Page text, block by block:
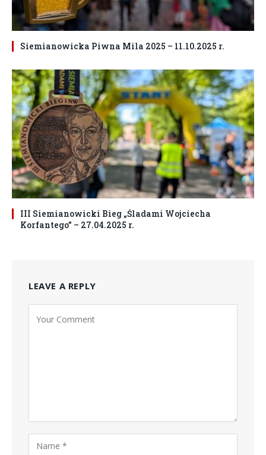
Siemianowicka Piwna Mila 2025 – 11.10.2025 r.
III Siemianowicki Bieg „Śladami Wojciecha
Korfantego” – 27.04.2025 r.
LEAVE A REPLY